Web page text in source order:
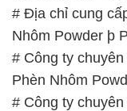
# Địa chỉ cung
Nhôm Powder þ
# Công ty
Phèn Nhôm
# Công ty